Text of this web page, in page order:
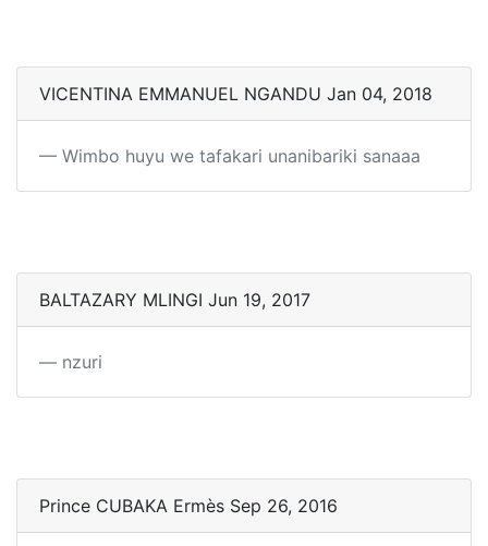
VICENTINA EMMANUEL NGANDU Jan 04, 2018
Wimbo huyu we tafakari unanibariki sanaaa
BALTAZARY MLINGI Jun 19, 2017
nzuri
Prince CUBAKA Ermès Sep 26, 2016